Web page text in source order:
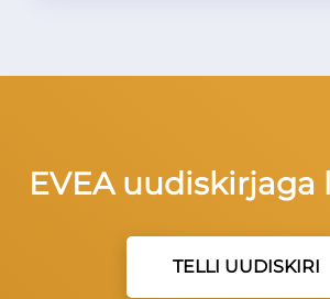
EVEA
TELLI UUDISKIRI